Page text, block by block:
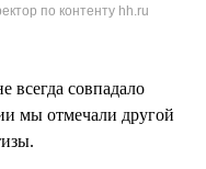
по контенту hh.ru
всегда совпадало
мы отмечали другой